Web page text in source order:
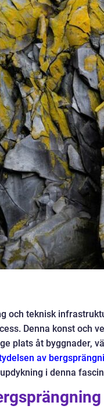
och teknisk
Denna konst och
plats åt byggnader,
av
i denna